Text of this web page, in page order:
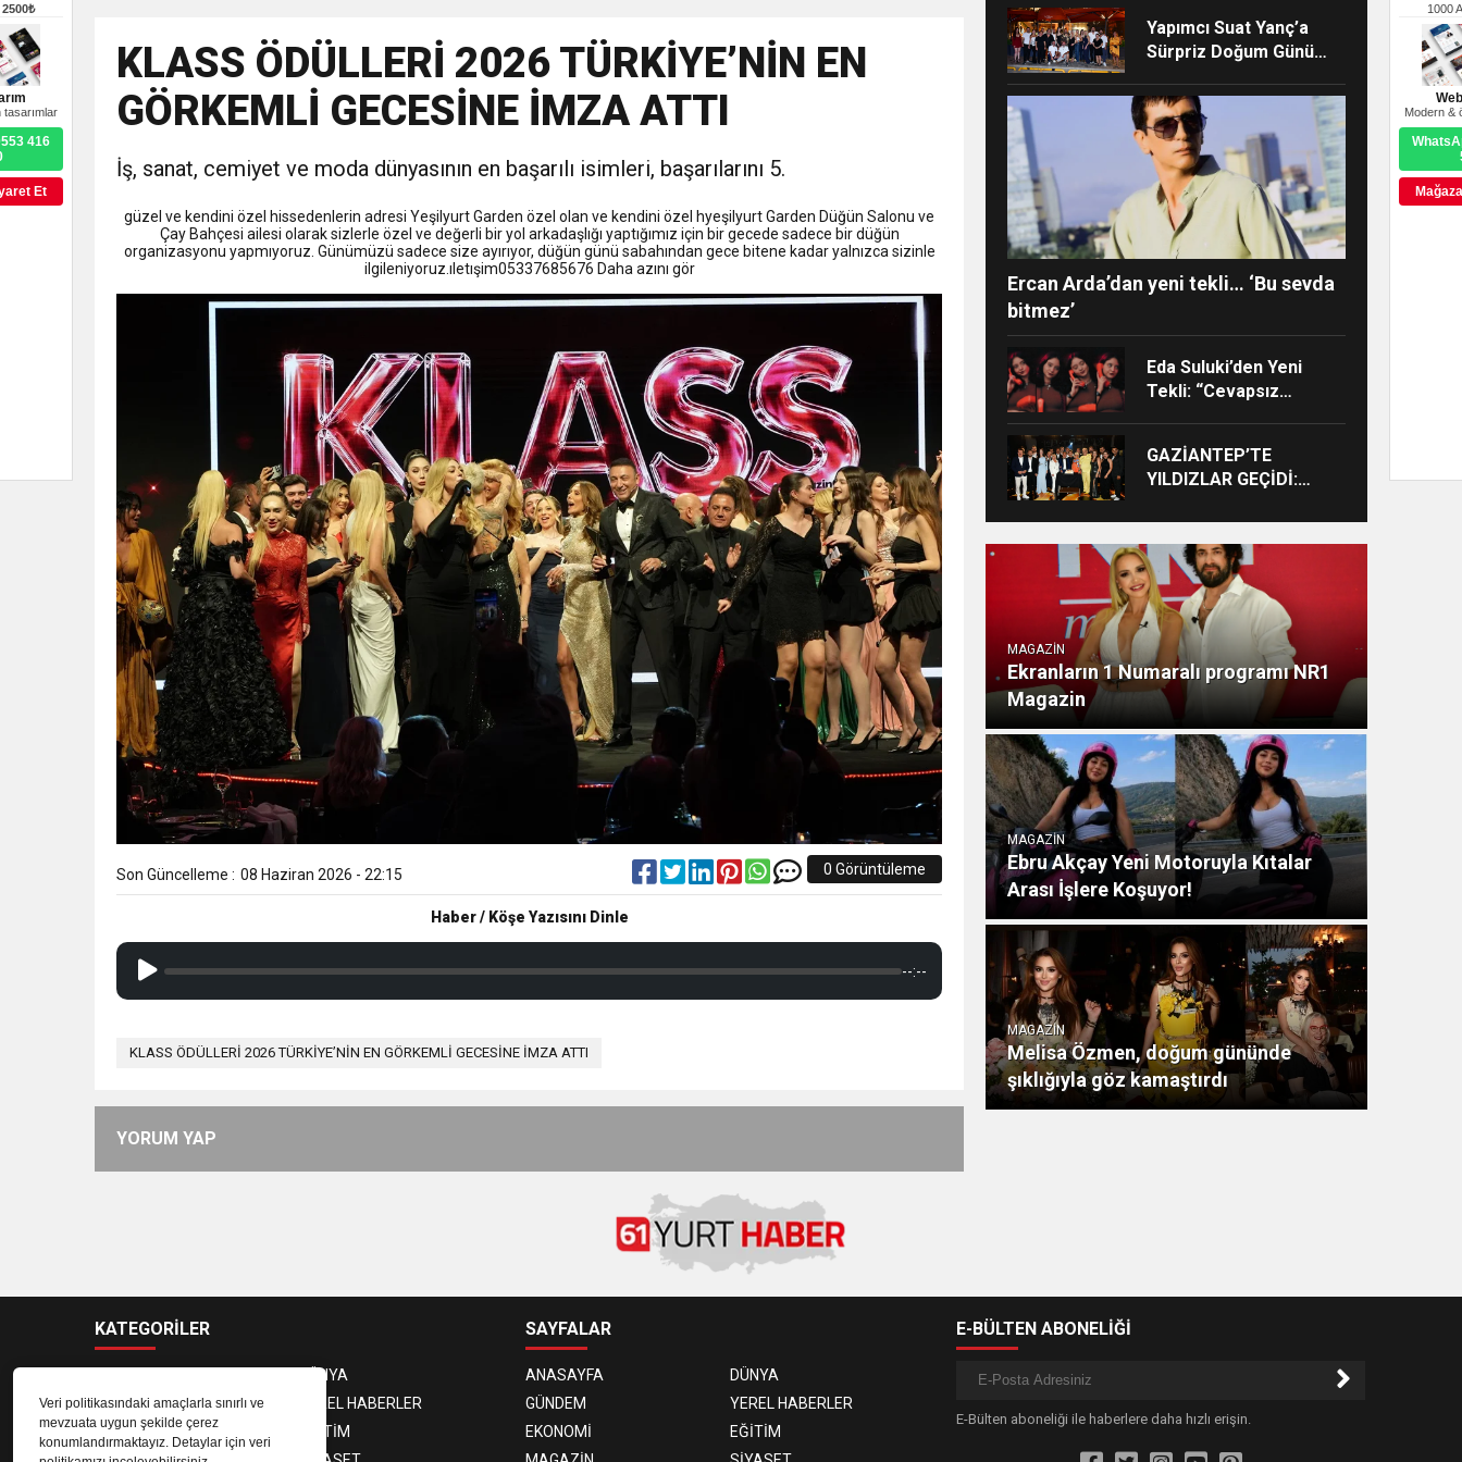
Veri politikasındaki amaçlarla sınırlı ve
mevzuata uygun şekilde çerez
konumlandırmaktayız. Detaylar için veri
1000
Modern &
2500₺
416
Et
18:59 Trabzonspor Mitongo Transferini KAP’a Bildirdi
22:58
KLASS ÖDÜLLERİ 2026 TÜRKİYE’NİN EN
GÖRKEMLİ GECESİNE İMZA ATTI
İş, sanat, cemiyet ve moda dünyasının en başarılı isimleri, başarılarını 5.
güzel ve kendini özel hissedenlerin adresi Yeşilyurt Garden özel olan ve kendini özel hyeşilyurt Garden Düğün Salonu ve
Çay Bahçesi ailesi olarak sizlerle özel ve değerli bir yol arkadaşlığı yaptığımız için bir gecede sadece bir düğün
organizasyonu yapmıyoruz. Günümüzü sadece size ayırıyor, düğün günü sabahından gece bitene kadar yalnızca sizinle
ilgileniyoruz.ıletışim05337685676 Daha azını gör
Son Güncelleme : 08 Haziran 2026 - 22:15 0 Görüntüleme
Haber / Köşe Yazısını Dinle
--:--
KLASS ÖDÜLLERİ 2026 TÜRKİYE’NİN EN GÖRKEMLİ GECESİNE İMZA ATTI
YORUM YAP
Yapımcı Suat Yanç’a
Sürpriz Doğum Günü
Ercan Arda’dan yeni tekli… ‘Bu sevda
bitmez’
Eda Suluki’den Yeni
Tekli: “Cevapsız
GAZİANTEP’TE
YILDIZLAR GEÇİDİ:
MUSTAFA AÇILIŞI İLE
GREEN PARK’TA
GÖRKEMLİ GALA
MAGAZİN
Ekranların 1 Numaralı programı NR1
Magazin
MAGAZİN
Ebru Akçay Yeni Motoruyla Kıtalar
Arası İşlere Koşuyor!
MAGAZİN
Melisa Özmen, doğum gününde
şıklığıyla göz kamaştırdı
KATEGORİLER
DÜNYA
GÜNDEM
YEREL HABERLER
EKONOMİ
EĞİTİM
SAYFALAR
ANASAYFA
DÜNYA
GÜNDEM
YEREL HABERLER
EKONOMİ
EĞİTİM
E-BÜLTEN ABONELİĞİ
E-Bülten aboneliği ile haberlere daha hızlı erişin.